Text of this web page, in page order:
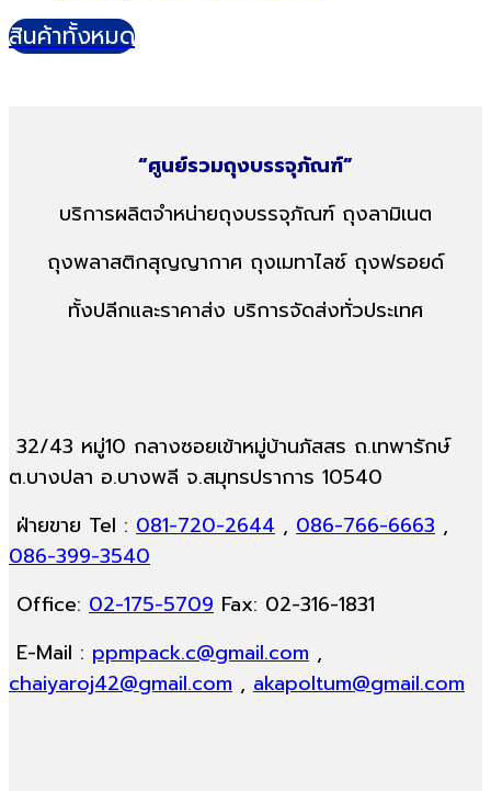
สินค้าทั้งหมด
“ศูนย์รวมถุงบรรจุภัณฑ์”
บริการผลิตจำหน่ายถุงบรรจุภัณฑ์ ถุงลามิเนต
ถุงพลาสติกสุญญากาศ ถุงเมทาไลซ์ ถุงฟรอยด์
ทั้งปลีกและราคาส่ง บริการจัดส่งทั่วประเทศ
32/43 หมู่10 กลางซอยเข้าหมู่บ้านภัสสร ถ.เทพารักษ์
ต.บางปลา อ.บางพลี จ.สมุทรปราการ 10540
ฝ่ายขาย Tel : 081-720-2644 , 086-766-6663 ,
086-399-3540
Office: 02-175-5709 Fax: 02-316-1831
E-Mail : ppmpack.c@gmail.com ,
chaiyaroj42@gmail.com , akapoltum@gmail.com